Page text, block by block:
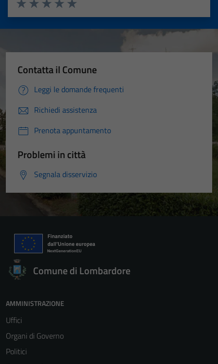
Valuta 5 stelle su 5
Valuta 4 stelle su 5
Valuta 3 stelle su 5
Valuta 2 stelle su 5
Valuta 1 stelle su 5
Contatta il Comune
Leggi le domande frequenti
Richiedi assistenza
Prenota appuntamento
Problemi in città
Segnala disservizio
Comune di Lombardore
AMMINISTRAZIONE
Uffici
Organi di Governo
Politici